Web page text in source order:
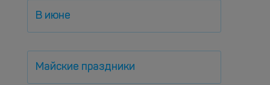
В июне
Майские праздники